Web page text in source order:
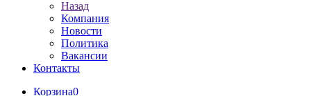
Назад
Компания
Новости
Политика
Вакансии
Контакты
Корзина0